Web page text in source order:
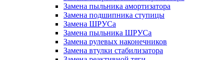
Замена пыльника амортизатора
Замена подшипника ступицы
Замена ШРУСа
Замена пыльника ШРУСа
Замена рулевых наконечников
Замена втулки стабилизатора